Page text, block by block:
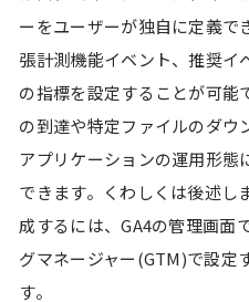
ーをユーザーが独自に定義で
張計測機能イベント、推奨イ
の指標を設定することが可能
の到達や特定ファイルのダウ
アプリケーションの運用形態
できます。くわしくは後述し
成するには、GA4の管理画面
グマネージャー(GTM)で設定
す。